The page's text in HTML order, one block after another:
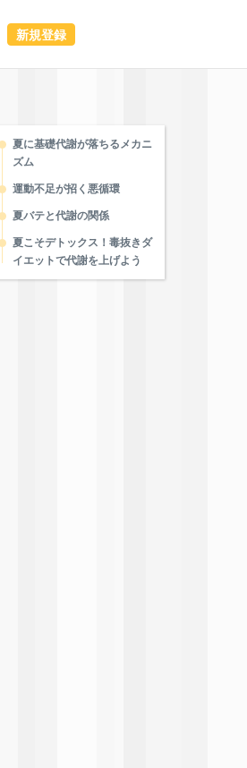
新規登録
夏に基礎代謝が落ちるメカニ
ズム
運動不足が招く悪循環
夏バテと代謝の関係
夏こそデトックス！毒抜きダ
イエットで代謝を上げよう